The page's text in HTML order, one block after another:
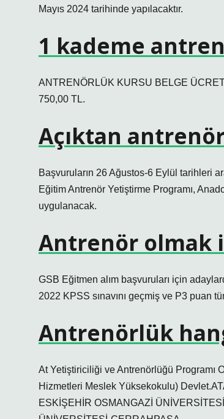
Mayıs 2024 tarihinde yapılacaktır.
1 kademe
ANTRENÖRLÜK KURSU BELGE
750,00 TL.
Açıktan
Başvuruların 26 Ağustos-6 Eylül tarihleri
Eğitim Antrenör Yetiştirme Programı,
uygulanacak.
Antrenör olmak
GSB Eğitmen alım başvuruları için
2022 KPSS sınavını geçmiş ve P3 puan
Antrenörlük
At Yetiştiriciliği ve Antrenörlüğü Programı
Hizmetleri Meslek Yüksekokulu)
ESKİŞEHİR OSMANGAZİ